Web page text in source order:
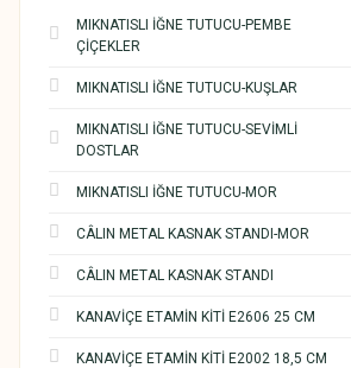
MIKNATISLI İĞNE TUTUCU-PEMBE
ÇİÇEKLER
MIKNATISLI İĞNE TUTUCU-KUŞLAR
MIKNATISLI İĞNE TUTUCU-SEVİMLİ
DOSTLAR
MIKNATISLI İĞNE TUTUCU-MOR
CÂLIN METAL KASNAK STANDI-MOR
CÂLIN METAL KASNAK STANDI
KANAVİÇE ETAMİN KİTİ E2606 25 CM
KANAVİÇE ETAMİN KİTİ E2002 18,5 CM